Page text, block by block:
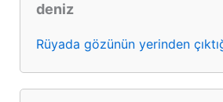
deniz
Rüyada gözünün yerinden